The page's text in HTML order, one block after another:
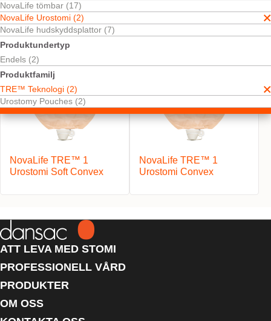
NovaLife tömbar (17)
NovaLife Urostomi (2)
NovaLife hudskyddsplattor (7)
Produktundertyp
Endels (2)
Produktfamilj
TRE™ Teknologi (2)
Urostomy Pouches (2)
NovaLife TRE™ 1
Urostomi Soft Convex
NovaLife TRE™ 1
Urostomi Convex
ATT LEVA MED STOMI
PROFESSIONELL VÅRD
PRODUKTER
OM OSS